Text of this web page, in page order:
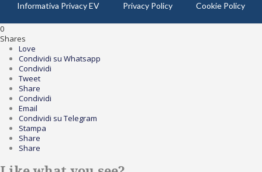
Informativa Privacy EV Privacy Policy Cookie Policy
0
Shares
Love
Condividi su Whatsapp
Condividi
Tweet
Share
Condividi
Email
Condividi su Telegram
Stampa
Share
Share